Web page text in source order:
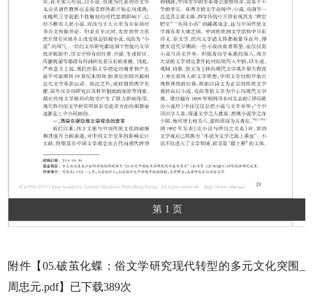
第 1 页
附件【 05.破茧化蝶：俗文学研究现代转型的多元文化突围_
周忠元.pdf】已下载389次